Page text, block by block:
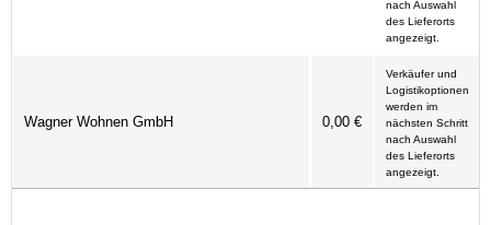
nach Auswahl
des Lieferorts
angezeigt.
Wagner Wohnen GmbH 0,00 €
Verkäufer und
Logistikoptionen
werden im
nächsten Schritt
nach Auswahl
des Lieferorts
angezeigt.